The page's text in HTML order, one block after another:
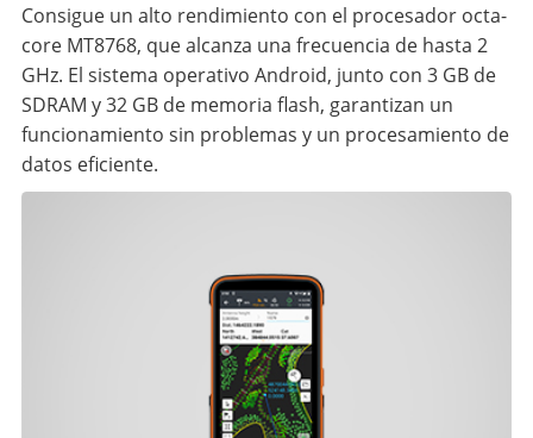
Consigue un alto rendimiento con el procesador octa-
core MT8768, que alcanza una frecuencia de hasta 2
GHz. El sistema operativo Android, junto con 3 GB de
SDRAM y 32 GB de memoria flash, garantizan un
funcionamiento sin problemas y un procesamiento de
datos eficiente.